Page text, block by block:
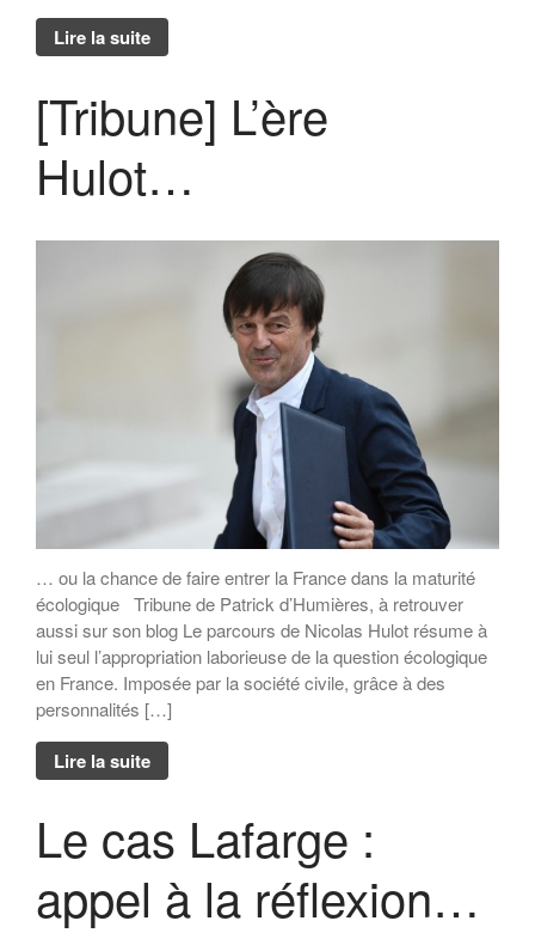
Lire la suite
[Tribune] L’ère
Hulot…
… ou la chance de faire entrer la France dans la maturité
écologique Tribune de Patrick d’Humières, à retrouver
aussi sur son blog Le parcours de Nicolas Hulot résume à
lui seul l’appropriation laborieuse de la question écologique
en France. Imposée par la société civile, grâce à des
personnalités […]
Lire la suite
Le cas Lafarge :
appel à la réflexion…